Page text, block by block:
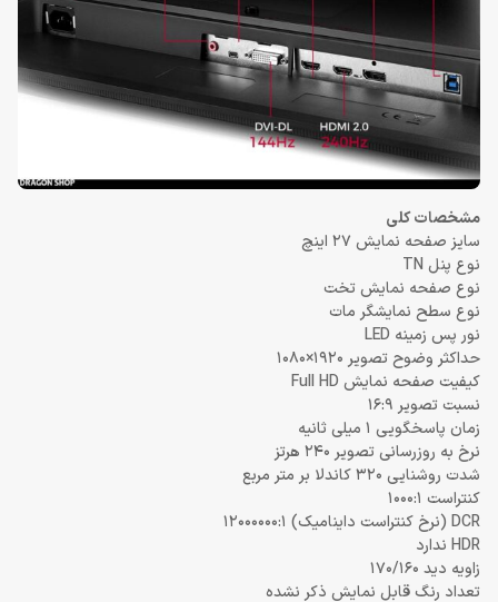
مشخصات کلی
سایز صفحه نمایش 27 اینچ
نوع پنل TN
نوع صفحه نمایش تخت
نوع سطح نمایشگر مات
نور پس زمینه LED
حداکثر وضوح تصویر 1920×1080
کیفیت صفحه نمایش Full HD
نسبت تصویر 16:9
زمان پاسخگویی 1 میلی ثانیه
نرخ به روزرسانی تصویر 240 هرتز
شدت روشنایی 320 کاندلا بر متر مربع
کنتراست 1000:1
DCR (نرخ کنتراست داینامیک) 12000000:1
HDR ندارد
زاویه دید 170/160
تعداد رنگ قابل نمایش ذکر نشده